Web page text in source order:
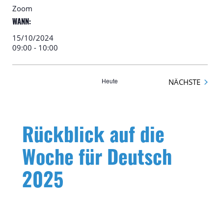
Zoom
WANN:
15/10/2024
09:00 - 10:00
Heute NÄCHSTE
Rückblick auf die
Woche für Deutsch
2025